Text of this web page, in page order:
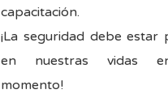
capacitación.
¡La seguridad debe estar
en nuestras vidas
momento!